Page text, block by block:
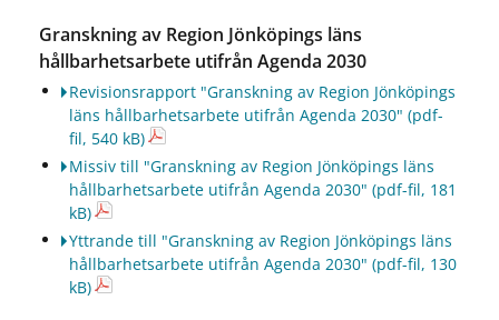
Granskning av Region Jönköpings läns
hållbarhetsarbete utifrån Agenda 2030
Revisionsrapport "Granskning av Region Jönköpings
läns hållbarhetsarbete utifrån Agenda 2030" (pdf-
fil, 540 kB)
Missiv till "Granskning av Region Jönköpings läns
hållbarhetsarbete utifrån Agenda 2030" (pdf-fil, 181
kB)
Yttrande till "Granskning av Region Jönköpings läns
hållbarhetsarbete utifrån Agenda 2030" (pdf-fil, 130
kB)